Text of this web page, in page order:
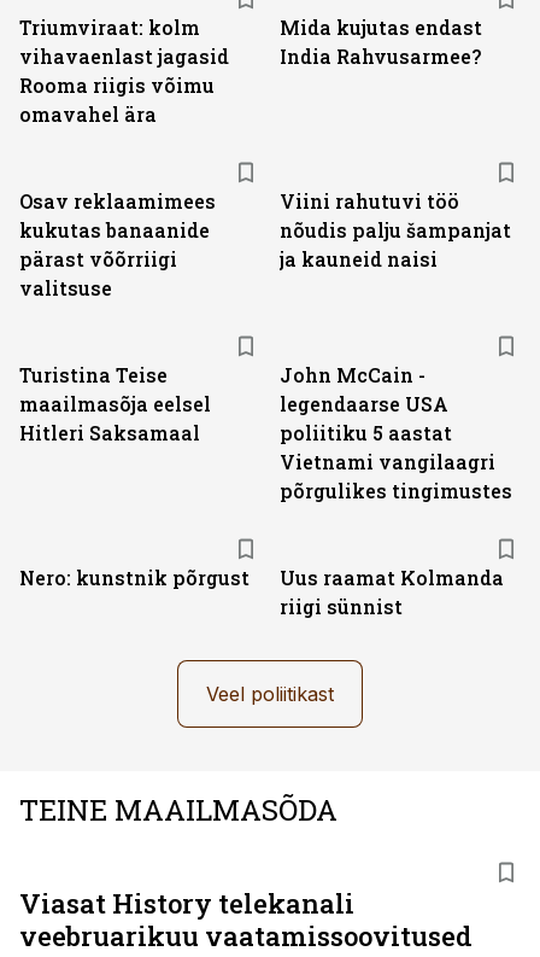
Triumviraat: kolm
vihavaenlast jagasid
Rooma riigis võimu
omavahel ära
Mida kujutas endast
India Rahvusarmee?
Osav reklaamimees
kukutas banaanide
pärast võõrriigi
valitsuse
Viini rahutuvi töö
nõudis palju šampanjat
ja kauneid naisi
Turistina Teise
maailmasõja eelsel
Hitleri Saksamaal
John McCain -
legendaarse USA
poliitiku 5 aastat
Vietnami vangilaagri
põrgulikes tingimustes
Nero: kunstnik põrgust
Uus raamat Kolmanda
riigi sünnist
Veel poliitikast
TEINE MAAILMASÕDA
Viasat History telekanali
veebruarikuu vaatamissoovitused